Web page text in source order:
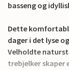
basseng og
Dette
dager i det lyse
Velholdte
trebjelker skaper